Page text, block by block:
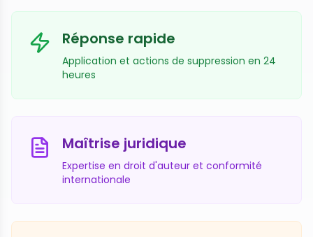
Réponse rapide
Application et actions de suppression en 24
heures
Maîtrise juridique
Expertise en droit d'auteur et conformité
internationale